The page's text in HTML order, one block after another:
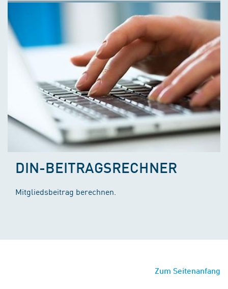
DIN-BEITRAGSRECHNER
Mitgliedsbeitrag berechnen.
Zum Seitenanfang